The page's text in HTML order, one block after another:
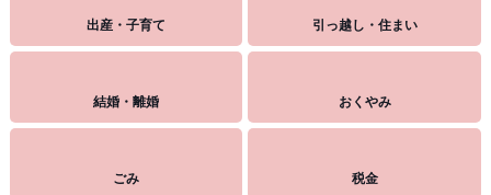
出産・子育て 引っ越し・住まい
結婚・離婚 おくやみ
ごみ 税金